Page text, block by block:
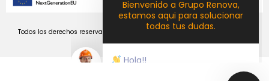
Todos los derechos reservados Renova Sistemas SL . Copyright @ 2023 by
Hola!!